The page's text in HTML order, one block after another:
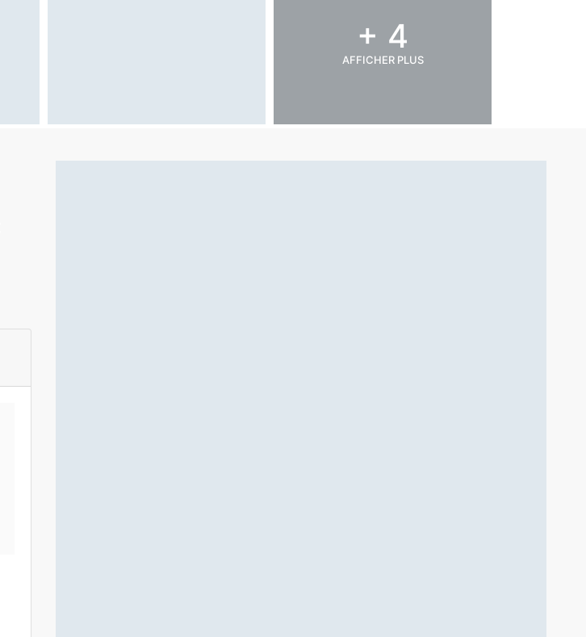
+ 4
AFFICHER PLUS